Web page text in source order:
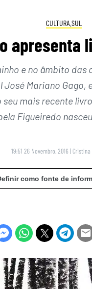
CULTURA.SUL
e no âmbito
Mariano Gago,
mais recente
Figueiredo
19:51 26 Novembro, 2016 | Cristina
como fonte de